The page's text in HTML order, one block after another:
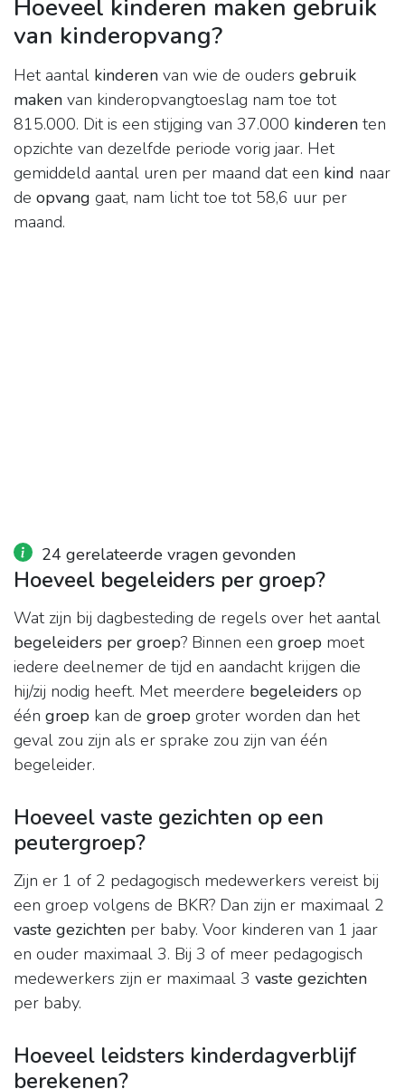
Hoeveel kinderen maken gebruik
van kinderopvang?
Het aantal kinderen van wie de ouders gebruik
maken van kinderopvangtoeslag nam toe tot
815.000. Dit is een stijging van 37.000 kinderen ten
opzichte van dezelfde periode vorig jaar. Het
gemiddeld aantal uren per maand dat een kind naar
de opvang gaat, nam licht toe tot 58,6 uur per
maand.
24 gerelateerde vragen gevonden
Hoeveel begeleiders per groep?
Wat zijn bij dagbesteding de regels over het aantal
begeleiders per groep? Binnen een groep moet
iedere deelnemer de tijd en aandacht krijgen die
hij/zij nodig heeft. Met meerdere begeleiders op
één groep kan de groep groter worden dan het
geval zou zijn als er sprake zou zijn van één
begeleider.
Hoeveel vaste gezichten op een
peutergroep?
Zijn er 1 of 2 pedagogisch medewerkers vereist bij
een groep volgens de BKR? Dan zijn er maximaal 2
vaste gezichten per baby. Voor kinderen van 1 jaar
en ouder maximaal 3. Bij 3 of meer pedagogisch
medewerkers zijn er maximaal 3 vaste gezichten
per baby.
Hoeveel leidsters kinderdagverblijf
berekenen?